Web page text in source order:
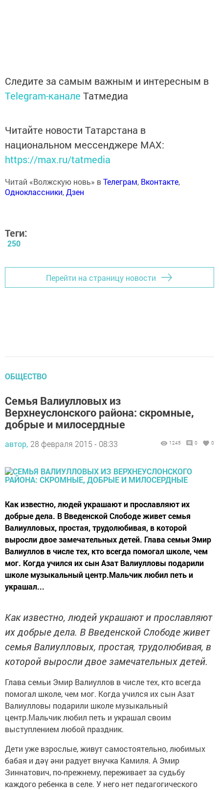
Следите за самым важным и интересным в
Telegram-канале Татмедиа
Читайте новости Татарстана в
национальном мессенджере MАХ:
https://max.ru/tatmedia
Читай «Волжскую новь» вТелеграм, Вконтакте,
Одноклассники,Дзен
Теги:
250
Перейти на страницу новости
ОБЩЕСТВО
Семья Валиулловых из
Верхнеуслонского района: скромные,
добрые и милосердные
автор, 28 февраля 2015 - 08:33 1245 0 0
Как известно, людей украшают и прославляют их
добрые дела. В Введенской Слободе живет семья
Валиулловых, простая, трудолюбивая, в которой
выросли двое замечательных детей. Глава семьи Эмир
Валиуллов в числе тех, кто всегда помогал школе, чем
мог. Когда учился их сын Азат Валиулловы подарили
школе музыкальный центр.Мальчик любил петь и
украшал...
Как известно, людей украшают и прославляют
их добрые дела. В Введенской Слободе живет
семья Валиулловых, простая, трудолюбивая, в
которой выросли двое замечательных детей.
Глава семьи Эмир Валиуллов в числе тех, кто всегда
помогал школе, чем мог. Когда учился их сын Азат
Валиулловы подарили школе музыкальный
центр.Мальчик любил петь и украшал своим
выступлением любой праздник.
Дети уже взрослые, живут самостоятельно, любимых
бабая и дәү әни радует внучка Камиля. А Эмир
Зиннатович, по-прежнему, переживает за судьбу
каждого ребенка в селе. У него нет педагогического